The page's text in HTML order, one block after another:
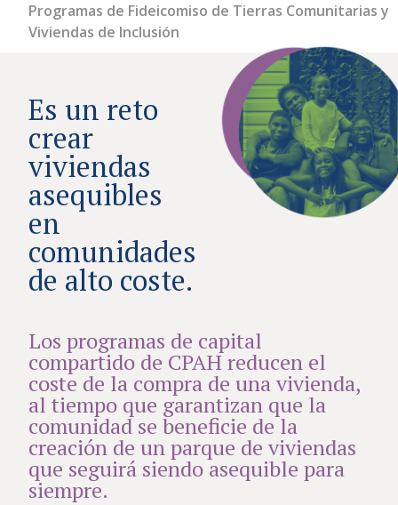
Programas de Fideicomiso de Tierras Comunitarias y
Viviendas de Inclusión
Es un reto
crear
viviendas
asequibles
en
comunidades
de alto coste.
Los programas de capital
compartido de CPAH reducen el
coste de la compra de una vivienda,
al tiempo que garantizan que la
comunidad se beneficie de la
creación de un parque de viviendas
que seguirá siendo asequible para
siempre.